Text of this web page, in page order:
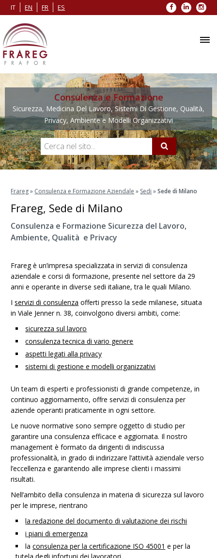
IT EN FR ES Facebook
LinkedIn
Consulenza e Formazione
Sicurezza, Medicina Del Lavoro, Sistemi Di Gestione, Qualità,
Privacy, Ambiente e Modelli Organizzativi
Frareg» Consulenza e Formazione Aziendale » Sedi »Sede di Milano
Frareg, Sede di Milano
Consulenza e Formazione Sicurezza del Lavoro,
Ambiente, Qualità e Privacy
Frareg è un’impresa specializzata in servizi di consulenza
aziendale e corsi di formazione, presente nel settore da 29
anni e operante in diverse sedi italiane, tra le quali Milano.
Iservizi di consulenza offerti presso la sede milanese, situata
in Viale Jenner n. 38, coinvolgono diversi ambiti, come:
sicurezza sul lavoro
consulenza tecnica di vario genere
aspetti legati alla privacy
sistemi di gestione e modelli organizzativi
Un team di esperti e professionisti di grande competenze, in
continuo aggiornamento, offre servizi di consulenza per
aziende operanti praticamente in ogni settore.
Le nuove normative sono sempre oggetto di studio per
garantire una consulenza efficace e aggiornata. Il nostro
management è formato da dirigenti di indiscussa
professionalità, in grado di indirizzare l’attività aziendale verso
l’eccellenza e garantendo alle imprese clienti i massimi
risultati.
Nell’ambito della consulenza in materia di sicurezza sul lavoro
per le imprese, rientrano
la redazione del documento di valutazione dei rischi
i piani di emergenza
laconsulenza per la certificazione ISO 45001 e per la